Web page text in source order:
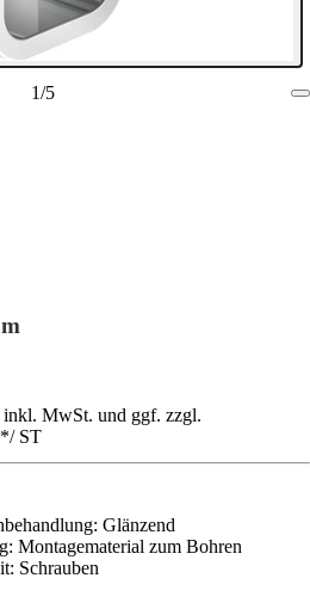
1/5
MwSt. und ggf. zzgl.
*/ ST
: Glänzend
: Montagematerial zum Bohren
: Schrauben